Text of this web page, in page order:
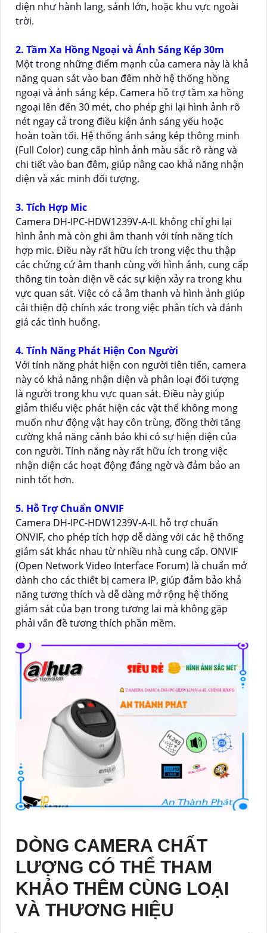
diện như hành lang, sảnh lớn, hoặc khu vực ngoài
trời.
2. Tầm Xa Hồng Ngoại và Ánh Sáng Kép 30m
Một trong những điểm mạnh của camera này là khả
năng quan sát vào ban đêm nhờ hệ thống hồng
ngoại và ánh sáng kép. Camera hỗ trợ tầm xa hồng
ngoại lên đến 30 mét, cho phép ghi lại hình ảnh rõ
nét ngay cả trong điều kiện ánh sáng yếu hoặc
hoàn toàn tối. Hệ thống ánh sáng kép thông minh
(Full Color) cung cấp hình ảnh màu sắc rõ ràng và
chi tiết vào ban đêm, giúp nâng cao khả năng nhận
diện và xác minh đối tượng.
3. Tích Hợp Mic
Camera DH-IPC-HDW1239V-A-IL không chỉ ghi lại
hình ảnh mà còn ghi âm thanh với tính năng tích
hợp mic. Điều này rất hữu ích trong việc thu thập
các chứng cứ âm thanh cùng với hình ảnh, cung cấp
thông tin toàn diện về các sự kiện xảy ra trong khu
vực quan sát. Việc có cả âm thanh và hình ảnh giúp
cải thiện độ chính xác trong việc phân tích và đánh
giá các tình huống.
4. Tính Năng Phát Hiện Con Người
Với tính năng phát hiện con người tiên tiến, camera
này có khả năng nhận diện và phân loại đối tượng
là người trong khu vực quan sát. Điều này giúp
giảm thiểu việc phát hiện các vật thể không mong
muốn như động vật hay côn trùng, đồng thời tăng
cường khả năng cảnh báo khi có sự hiện diện của
con người. Tính năng này rất hữu ích trong việc
nhận diện các hoạt động đáng ngờ và đảm bảo an
ninh tốt hơn.
5. Hỗ Trợ Chuẩn ONVIF
Camera DH-IPC-HDW1239V-A-IL hỗ trợ chuẩn
ONVIF, cho phép tích hợp dễ dàng với các hệ thống
giám sát khác nhau từ nhiều nhà cung cấp. ONVIF
(Open Network Video Interface Forum) là chuẩn mở
dành cho các thiết bị camera IP, giúp đảm bảo khả
năng tương thích và dễ dàng mở rộng hệ thống
giám sát của bạn trong tương lai mà không gặp
phải vấn đề tương thích phần mềm.
DÒNG CAMERA CHẤT
LƯỢNG CÓ THỂ THAM
KHẢO THÊM CÙNG LOẠI
VÀ THƯƠNG HIỆU